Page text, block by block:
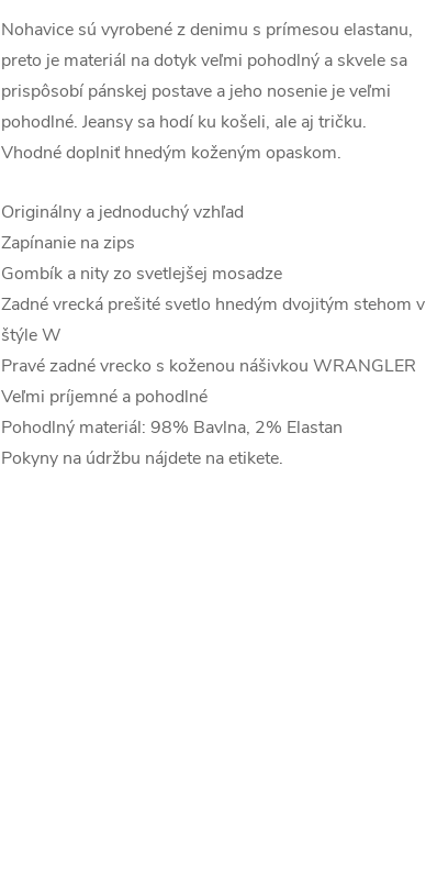
Nohavice sú vyrobené z denimu s prímesou elastanu,
preto je materiál na dotyk veľmi pohodlný a skvele sa
prispôsobí pánskej postave a jeho nosenie je veľmi
pohodlné. Jeansy sa hodí ku košeli, ale aj tričku.
Vhodné doplniť hnedým koženým opaskom.
Originálny a jednoduchý vzhľad
Zapínanie na zips
Gombík a nity zo svetlejšej mosadze
Zadné vrecká prešité svetlo hnedým dvojitým stehom v
štýle W
Pravé zadné vrecko s koženou nášivkou WRANGLER
Veľmi príjemné a pohodlné
Pohodlný materiál: 98% Bavlna, 2% Elastan
Pokyny na údržbu nájdete na etikete.